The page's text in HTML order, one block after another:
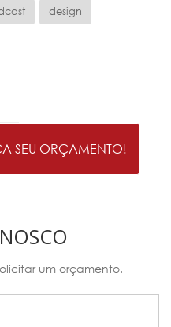
design
SEU ORÇAMENTO!
um orçamento.